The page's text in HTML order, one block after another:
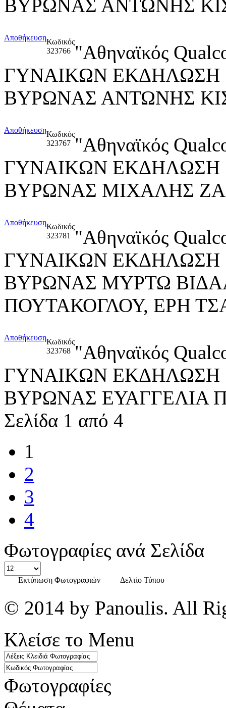
ΒΥΡΩΝΑΣ ΑΝΤΩΝΗΣ
ΑποθήκευσηΚωδικός
323766 "Αθηναϊκός
ΓΥΝΑΙΚΩΝ ΕΚΔΗΛΩΣΗ
ΒΥΡΩΝΑΣ ΑΝΤΩΝΗΣ
ΑποθήκευσηΚωδικός
323767 "Αθηναϊκός
ΓΥΝΑΙΚΩΝ ΕΚΔΗΛΩΣΗ
ΒΥΡΩΝΑΣ ΜΙΧΑΛΗΣ
ΑποθήκευσηΚωδικός
323781
"Αθηναϊκός
ΓΥΝΑΙΚΩΝ ΕΚΔΗΛΩΣΗ
ΒΥΡΩΝΑΣ ΜΥΡΤΩ
ΠΟΥΤΑΚΟΓΛΟΥ, ΕΡΗ
ΑποθήκευσηΚωδικός
323768 "Αθηναϊκός
ΓΥΝΑΙΚΩΝ ΕΚΔΗΛΩΣΗ
ΒΥΡΩΝΑΣ ΕΥΑΓΓΕΛΙΑ
Σελίδα 1 από 4
1
2
3
4
Φωτογραφίες ανά Σελίδα
Εκτύπωση Φωτογραφιών Δελτίο Τύπου
© 2014 by Panoulis. All
Κλείσε το Menu
Φωτογραφίες